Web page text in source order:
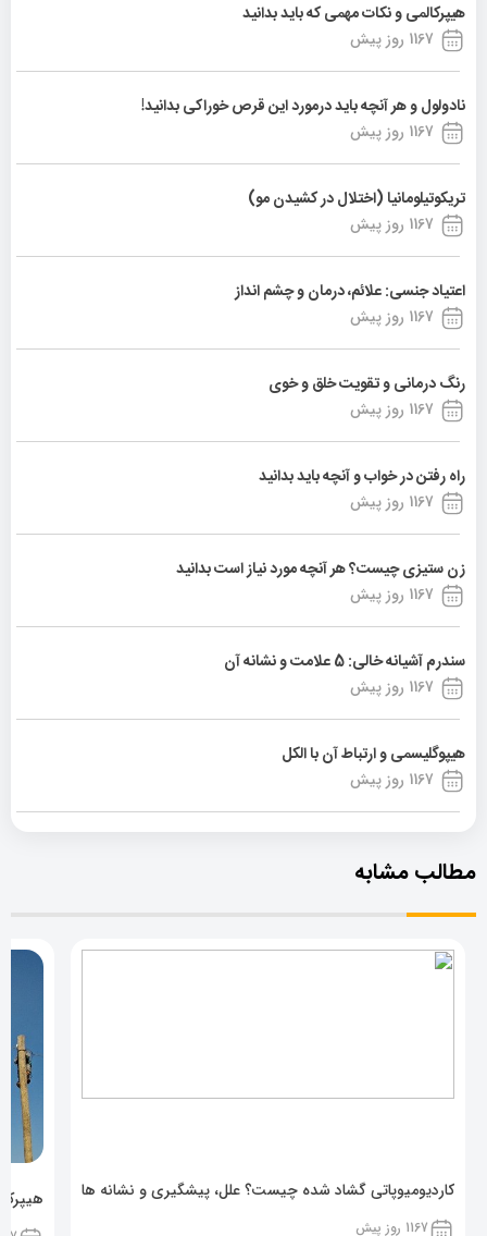
هیپرکالمی و نکات مهمی که باید بدانید
1167 روز پیش
نادولول و هر آنچه باید درمورد این قرص خوراکی بدانید!
1167 روز پیش
تریکوتیلومانیا (اختلال در کشیدن مو)
1167 روز پیش
اعتیاد جنسی: علائم، درمان و چشم انداز
1167 روز پیش
رنگ درمانی و تقویت خلق و خوی
1167 روز پیش
راه رفتن در خواب و آنچه باید بدانید
1167 روز پیش
زن ستیزی چیست؟ هر آنچه مورد نیاز است بدانید
1167 روز پیش
سندرم آشیانه خالی: 5 علامت و نشانه آن
1167 روز پیش
هیپوگلیسمی و ارتباط آن با الکل
1167 روز پیش
مطالب مشابه
کاردیومیوپاتی گشاد شده چیست؟ علل، پیشگیری و نشانه ها
1167 روز پیش